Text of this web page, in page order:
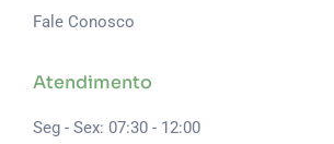
Fale Conosco
Atendimento
Seg - Sex: 07:30 - 12:00